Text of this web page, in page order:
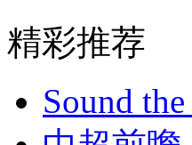
精彩推荐
Sound